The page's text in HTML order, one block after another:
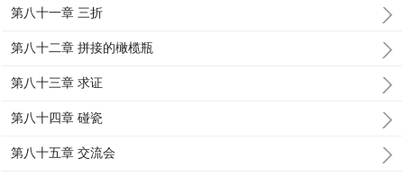
第八十一章 三折
第八十二章 拼接的橄榄瓶
第八十三章 求证
第八十四章 碰瓷
第八十五章 交流会